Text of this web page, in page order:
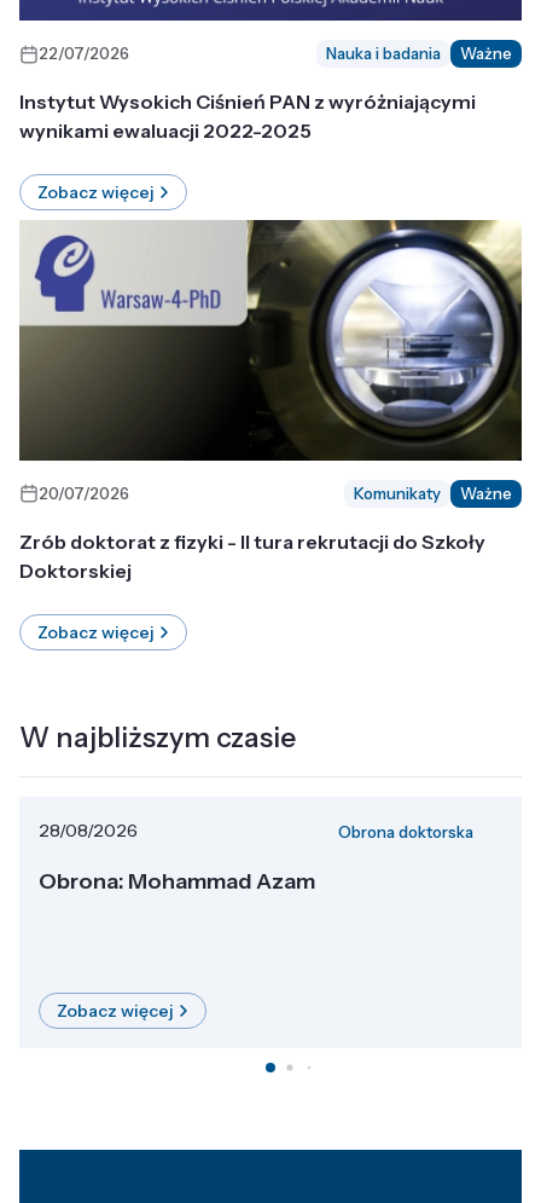
22/07/2026 Nauka i badania Ważne
Instytut Wysokich Ciśnień PAN z wyróżniającymi
wynikami ewaluacji 2022-2025
Zobacz więcej
20/07/2026 Komunikaty Ważne
Zrób doktorat z fizyki - II tura rekrutacji do Szkoły
Doktorskiej
Zobacz więcej
W najbliższym czasie
28/08/2026 Obrona doktorska
Obrona: Mohammad Azam
Zobacz więcej